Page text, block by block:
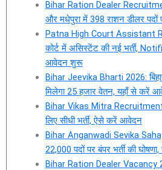
Bihar Ration Dealer
और मधेपुरा में 398 राशन डीलर
Patna High Court Assistant
कोर्ट में असिस्टेंट की नई भर्ती,
आवेदन शुरू
Bihar Jeevika Bharti 2026:
मिलेगा 25 हजार वेतन, यहाँ से करें
Bihar Vikas Mitra
लिए सीधी भर्ती, ऐसे करें आवेदन
Bihar Anganwadi Sevika
22,000 पदों पर बंपर भर्ती की
Bihar Ration Dealer Vacancy